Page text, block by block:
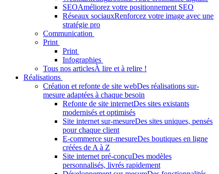
SEOAméliorez votre positionnement SEO
Réseaux sociauxRenforcez votre image avec une
stratégie pro
Communication
Print
Print
Infographies
Tous nos articlesÀ lire et à relire !
Réalisations
Création et refonte de site webDes réalisations sur-
mesure adaptées à chaque besoin
Refonte de site internetDes sites existants
modernisés et optimisés
Site internet sur-mesureDes sites uniques, pensés
pour chaque client
E-commerce sur-mesureDes boutiques en ligne
créées de A à Z
Site internet pré-conçuDes modèles
personnalisés, livrés rapidement